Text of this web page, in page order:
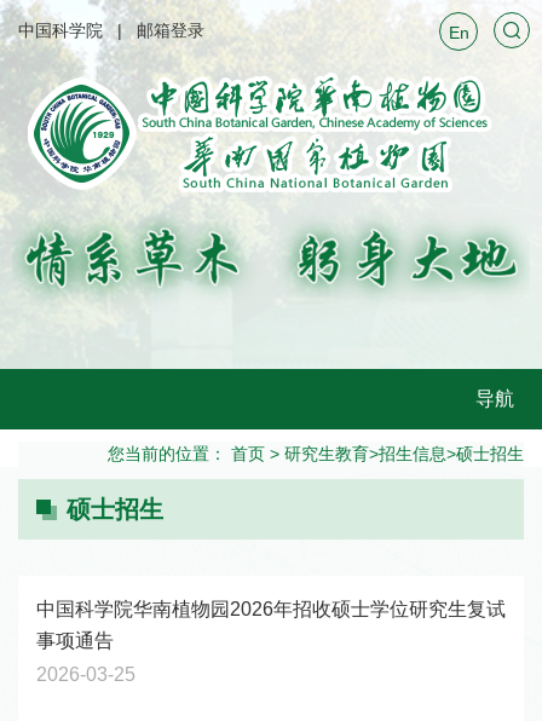
中国科学院 邮箱登录 En
导航
您当前的位置： 首页 > 研究生教育>招生信息>硕士招生
硕士招生
中国科学院华南植物园2026年招收硕士学位研究生复试
事项通告
2026-03-25